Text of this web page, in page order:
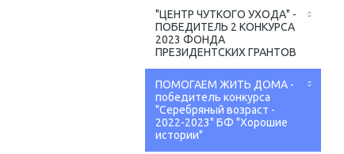
"ЦЕНТР ЧУТКОГО УХОДА" -
ПОБЕДИТЕЛЬ 2 КОНКУРСА
2023 ФОНДА
ПРЕЗИДЕНТСКИХ ГРАНТОВ
ПОМОГАЕМ ЖИТЬ ДОМА -
победитель конкурса
"Серебряный возраст -
2022-2023" БФ "Хорошие
истории"